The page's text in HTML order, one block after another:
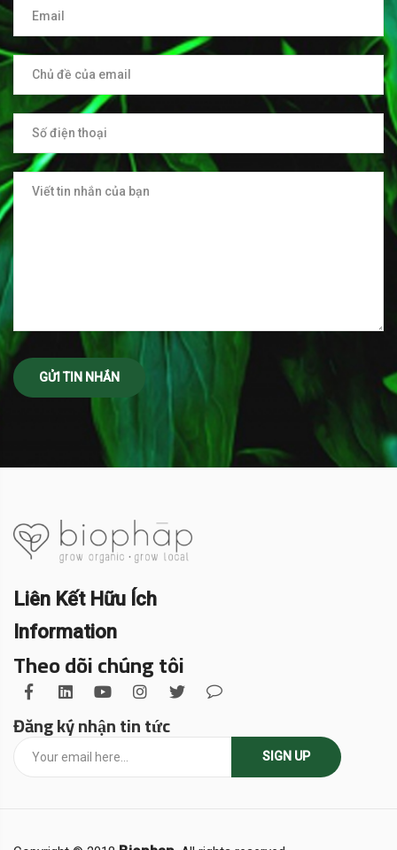
Liên Kết Hữu Ích
Information
Theo dõi chúng tôi
Đăng ký nhận tin tức
SIGN UP